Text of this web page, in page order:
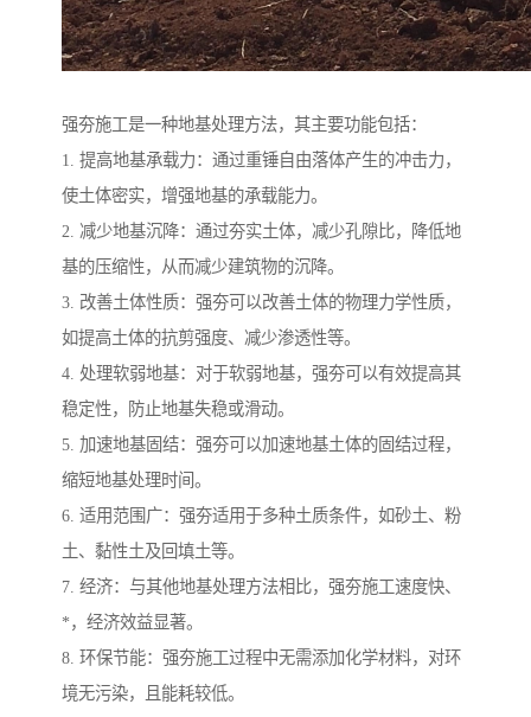
强夯施工是一种地基处理方法，其主要功能包括：
1. 提高地基承载力：通过重锤自由落体产生的冲击力，
使土体密实，增强地基的承载能力。
2. 减少地基沉降：通过夯实土体，减少孔隙比，降低地
基的压缩性，从而减少建筑物的沉降。
3. 改善土体性质：强夯可以改善土体的物理力学性质，
如提高土体的抗剪强度、减少渗透性等。
4. 处理软弱地基：对于软弱地基，强夯可以有效提高其
稳定性，防止地基失稳或滑动。
5. 加速地基固结：强夯可以加速地基土体的固结过程，
缩短地基处理时间。
6. 适用范围广：强夯适用于多种土质条件，如砂土、粉
土、黏性土及回填土等。
7. 经济：与其他地基处理方法相比，强夯施工速度快、
*，经济效益显著。
8. 环保节能：强夯施工过程中无需添加化学材料，对环
境无污染，且能耗较低。